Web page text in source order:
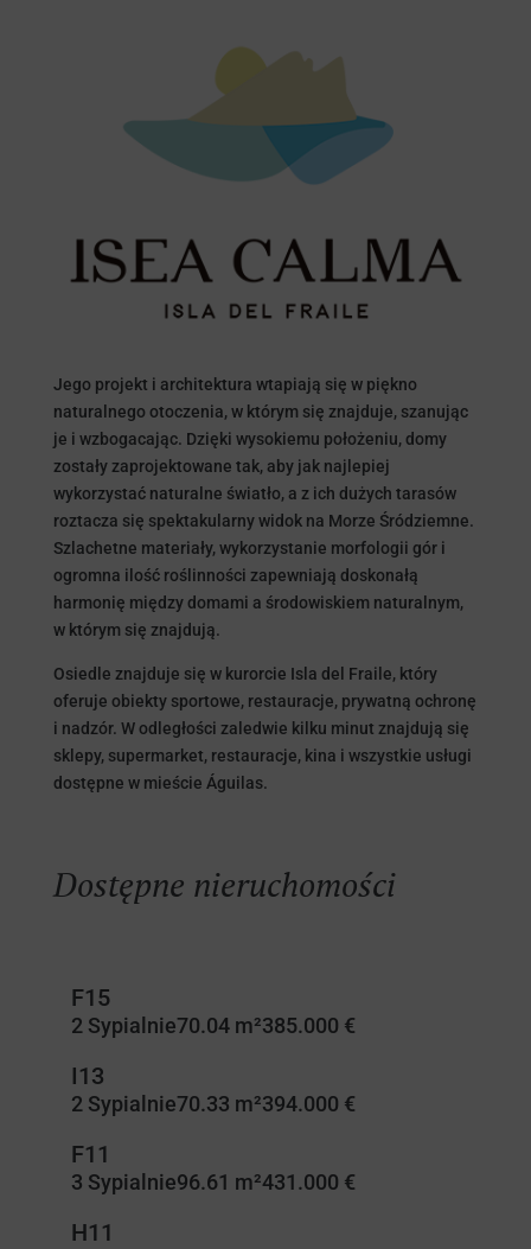
Jego projekt i architektura wtapiają się w piękno
naturalnego otoczenia, w którym się znajduje, szanując
je i wzbogacając. Dzięki wysokiemu położeniu, domy
zostały zaprojektowane tak, aby jak najlepiej
wykorzystać naturalne światło, a z ich dużych tarasów
roztacza się spektakularny widok na Morze Śródziemne.
Szlachetne materiały, wykorzystanie morfologii gór i
ogromna ilość roślinności zapewniają doskonałą
harmonię między domami a środowiskiem naturalnym,
w którym się znajdują.
Osiedle znajduje się w kurorcie Isla del Fraile, który
oferuje obiekty sportowe, restauracje, prywatną ochronę
i nadzór. W odległości zaledwie kilku minut znajdują się
sklepy, supermarket, restauracje, kina i wszystkie usługi
dostępne w mieście Águilas.
Dostępne nieruchomości
F15
2 Sypialnie70.04 m²385.000 €
I13
2 Sypialnie70.33 m²394.000 €
F11
3 Sypialnie96.61 m²431.000 €
H11